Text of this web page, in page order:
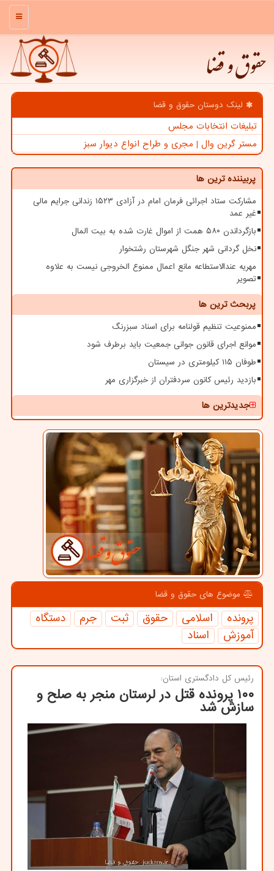
منو
حقوق و قضا
لینک دوستان حقوق و قضا
تبلیغات انتخابات مجلس
مستر گرین وال | مجری و طراح انواع دیوار سبز
پربیننده ترین ها
مشارکت ستاد اجرائی فرمان امام در آزادی ۱۵۲۳ زندانی جرایم مالی
غیر عمد
بازگرداندن ۵۸۰ همت از اموال غارت شده به بیت المال
نخل گردانی شهر جنگل شهرستان رشتخوار
مهریه عندالاستطاعه مانع اعمال ممنوع الخروجی نیست به علاوه
تصویر
پربحث ترین ها
ممنوعیت تنظیم قولنامه برای اسناد سبزرنگ
موانع اجرای قانون جوانی جمعیت باید برطرف شود
طوفان ۱۱۵ کیلومتری در سیستان
بازدید رئیس کانون سردفتران از خبرگزاری مهر
جدیدترین ها
موضوع های حقوق و قضا
پرونده اسلامی حقوق ثبت جرم
دستگاه
آموزش
اسناد
رئیس كل دادگستری استان:
۱۰۰ پرونده قتل در لرستان منجر به صلح و
سازش شد